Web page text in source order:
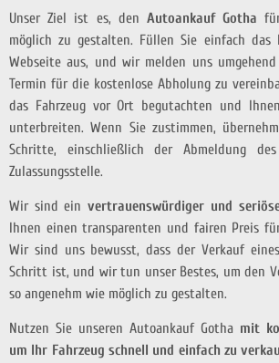
Unser Ziel ist es, den Autoankauf Gotha
möglich zu gestalten. Füllen Sie einfach das
Webseite aus, und wir melden uns
Termin für die kostenlose Abholung zu
das Fahrzeug vor Ort begutachten und
unterbreiten. Wenn Sie zustimmen,
Schritte, einschließlich der Abmeldung
Zulassungsstelle.
Wir sind einvertrauenswürdiger und
Ihnen einen transparenten und fairen Preis
Wir sind uns bewusst, dass der Verkauf
Schritt ist, und wir tun unser Bestes, um den
so angenehm wie möglich zu gestalten.
Nutzen Sie unseren Autoankauf Gotha mit
um Ihr Fahrzeug schnell und einfach zu